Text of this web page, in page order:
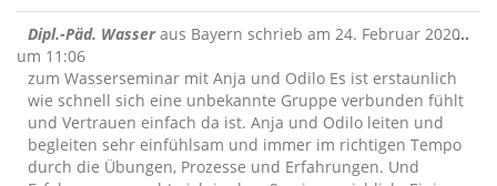
Dipl.-Päd. Wasser aus Bayern schrieb am 24. Februar 2020
um 11:06
zum Wasserseminar mit Anja und Odilo Es ist erstaunlich
wie schnell sich eine unbekannte Gruppe verbunden fühlt
und Vertrauen einfach da ist. Anja und Odilo leiten und
begleiten sehr einfühlsam und immer im richtigen Tempo
durch die Übungen, Prozesse und Erfahrungen. Und
...